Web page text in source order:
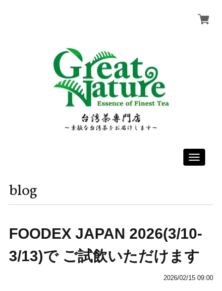
Toggle
blog
FOODEX JAPAN 2026(3/10-
3/13)で ご試飲いただけます
2026/02/15 09:00